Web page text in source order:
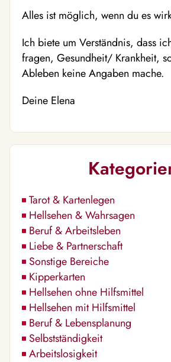
Alles ist möglich, wenn du es
Ich biete um Verständnis, dass
fragen, Gesundheit/ Krankheit,
Ableben keine Angaben mache.
Deine Elena
Tarot & Kartenlegen
Hellsehen & Wahrsagen
Beruf & Arbeitsleben
Liebe & Partnerschaft
Sonstige Bereiche
Kipperkarten
Hellsehen ohne Hilfsmittel
Hellsehen mit Hilfsmittel
Beruf & Lebensplanung
Selbstständigkeit
Arbeitslosigkeit